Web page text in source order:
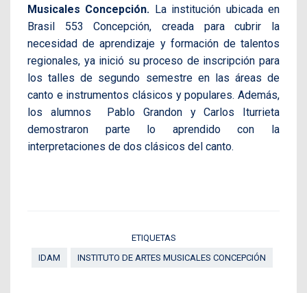
Musicales Concepción. La institución ubicada en
Brasil 553 Concepción, creada para cubrir la
necesidad de aprendizaje y formación de talentos
regionales, ya inició su proceso de inscripción para
los talles de segundo semestre en las áreas de
canto e instrumentos clásicos y populares. Además,
los alumnos Pablo Grandon y Carlos Iturrieta
demostraron parte lo aprendido con la
interpretaciones de dos clásicos del canto.
ETIQUETAS
IDAM
INSTITUTO DE ARTES MUSICALES CONCEPCIÓN